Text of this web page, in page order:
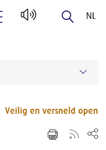
NL
Veilig en versneld open